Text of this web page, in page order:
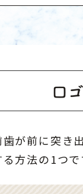
口
が前に突き
方法の1つ